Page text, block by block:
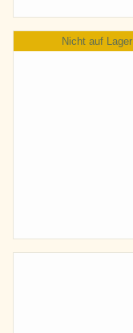
Nicht auf Lager